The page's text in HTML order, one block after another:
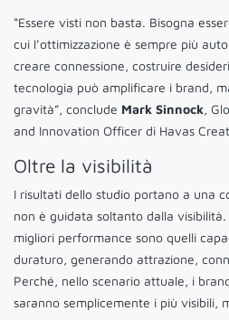
“Essere visti non basta. Bisogna
cui l’ottimizzazione è sempre più
creare connessione, costruire
tecnologia può amplificare i brand,
gravità”, conclude Mark Sinnock,
and Innovation Officer di Havas
Oltre la visibilità
I risultati dello studio portano a una
non è guidata soltanto dalla
migliori performance sono quelli
duraturo, generando attrazione,
Perché, nello scenario attuale, i
saranno semplicemente i più visibili,